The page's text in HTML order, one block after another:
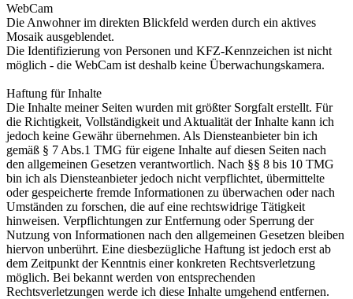
WebCam
Die Anwohner im direkten Blickfeld werden durch ein aktives
Mosaik ausgeblendet.
Die Identifizierung von Personen und KFZ-Kennzeichen ist nicht
möglich - die WebCam ist deshalb keine Überwachungskamera.
Haftung für Inhalte
Die Inhalte meiner Seiten wurden mit größter Sorgfalt erstellt. Für
die Richtigkeit, Vollständigkeit und Aktualität der Inhalte kann ich
jedoch keine Gewähr übernehmen. Als Diensteanbieter bin ich
gemäß § 7 Abs.1 TMG für eigene Inhalte auf diesen Seiten nach
den allgemeinen Gesetzen verantwortlich. Nach §§ 8 bis 10 TMG
bin ich als Diensteanbieter jedoch nicht verpflichtet, übermittelte
oder gespeicherte fremde Informationen zu überwachen oder nach
Umständen zu forschen, die auf eine rechtswidrige Tätigkeit
hinweisen. Verpflichtungen zur Entfernung oder Sperrung der
Nutzung von Informationen nach den allgemeinen Gesetzen bleiben
hiervon unberührt. Eine diesbezügliche Haftung ist jedoch erst ab
dem Zeitpunkt der Kenntnis einer konkreten Rechtsverletzung
möglich. Bei bekannt werden von entsprechenden
Rechtsverletzungen werde ich diese Inhalte umgehend entfernen.